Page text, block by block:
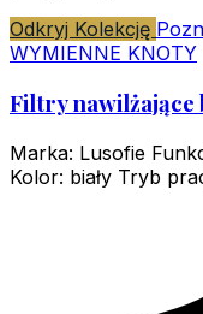
Odkryj Kolekcję
WYMIENNE KNOTY
Filtry nawilżające
Marka: Lusofie
Kolor: biały Tryb